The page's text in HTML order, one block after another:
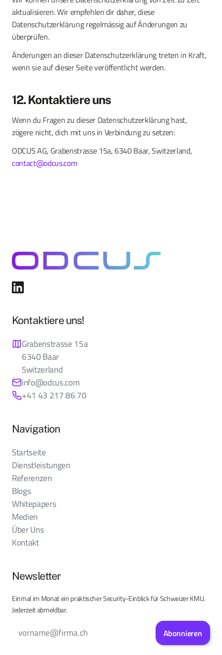
aktualisieren. Wir empfehlen dir daher, diese
Datenschutzerklärung regelmässig auf Änderungen zu
überprüfen.
Änderungen an dieser Datenschutzerklärung treten in Kraft,
wenn sie auf dieser Seite veröffentlicht werden.
12. Kontaktiere uns
Wenn du Fragen zu dieser Datenschutzerklärung hast,
zögere nicht, dich mit uns in Verbindung zu setzen:
ODCUS AG, Grabenstrasse 15a, 6340 Baar, Switzerland,
contact@odcus.com
Kontaktiere uns!
Grabenstrasse 15a
6340 Baar
Switzerland
info@odcus.com
+41 43 217 86 70
Navigation
Startseite
Dienstleistungen
Referenzen
Blogs
Whitepapers
Medien
Über Uns
Kontakt
Newsletter
Einmal im Monat ein praktischer Security-Einblick für Schweizer KMU.
Jederzeit abmeldbar.
Abonnieren